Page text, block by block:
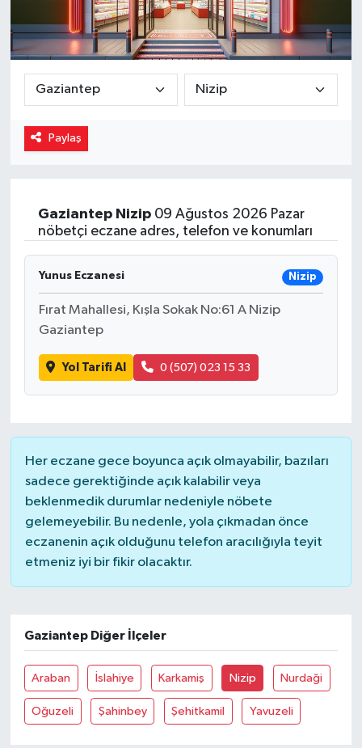
Paylaş
Gaziantep Nizip09 Ağustos 2026 Pazar
nöbetçi eczane adres, telefon ve konumları
Yunus Eczanesi Nizip
Fırat Mahallesi, Kışla Sokak No:61 A Nizip
Gaziantep
Yol Tarifi Al 0 (507) 023 15 33
Her eczane gece boyunca açık olmayabilir, bazıları
sadece gerektiğinde açık kalabilir veya
beklenmedik durumlar nedeniyle nöbete
gelemeyebilir. Bu nedenle, yola çıkmadan önce
eczanenin açık olduğunu telefon aracılığıyla teyit
etmeniz iyi bir fikir olacaktır.
Gaziantep Diğer İlçeler
Araban İslahiye Karkamiş Nizip Nurdaği
Oğuzeli Şahinbey Şehitkamil Yavuzeli
Magazin
Sağlık
Spor
Yaşam
Yerel Yönetimler
Yurttan